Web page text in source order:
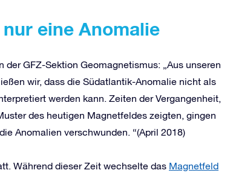
eine Anomalie
GFZ-Sektion Geomagnetismus: „Aus unseren
wir, dass die Südatlantik-Anomalie nicht als
werden kann. Zeiten der Vergangenheit,
des heutigen Magnetfeldes zeigten, gingen
Anomalien verschwunden. “(April 2018)
Während dieser Zeit wechselte das Magnetfeld